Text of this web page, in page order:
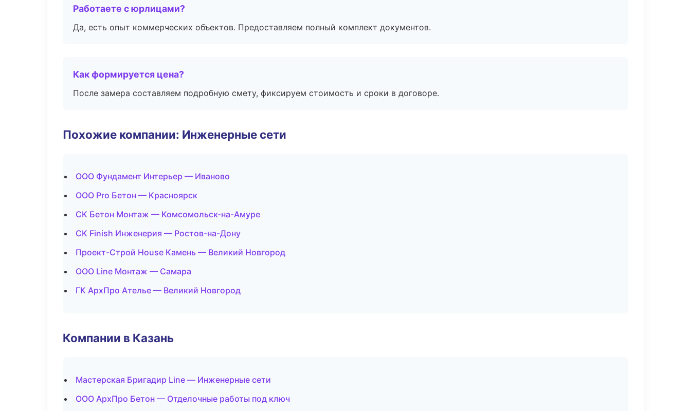
Работаете с юрлицами?
Да, есть опыт коммерческих объектов. Предоставляем полный комплект документов.
Как формируется цена?
После замера составляем подробную смету, фиксируем стоимость и сроки в договоре.
Похожие компании: Инженерные сети
ООО Фундамент Интерьер — Иваново
ООО Pro Бетон — Красноярск
СК Бетон Монтаж — Комсомольск-на-Амуре
СК Finish Инженерия — Ростов-на-Дону
Проект-Строй House Камень — Великий Новгород
ООО Line Монтаж — Самара
ГК АрхПро Ателье — Великий Новгород
Компании в Казань
Мастерская Бригадир Line — Инженерные сети
ООО АрхПро Бетон — Отделочные работы под ключ